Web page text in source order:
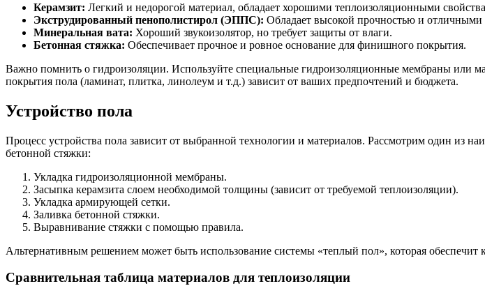
Керамзит: Легкий и недорогой материал, обладает хорошими теплоизоляционными
Экструдированный пенополистирол (ЭППС): Обладает высокой прочностью и
Минеральная вата: Хороший звукоизолятор, но требует защиты от влаги.
Бетонная стяжка: Обеспечивает прочное и ровное основание для финишного покрытия.
Важно помнить о гидроизоляции. Используйте специальные гидроизоляционные мембраны
покрытия пола (ламинат, плитка, линолеум и т.д.) зависит от ваших предпочтений и бюджета.
Устройство пола
Процесс устройства пола зависит от выбранной технологии и материалов. Рассмотрим один из
бетонной стяжки:
Укладка гидроизоляционной мембраны.
Засыпка керамзита слоем необходимой толщины (зависит от требуемой теплоизоляции).
Укладка армирующей сетки.
Заливка бетонной стяжки.
Выравнивание стяжки с помощью правила.
Альтернативным решением может быть использование системы «теплый пол», которая
Сравнительная таблица материалов для теплоизоляции